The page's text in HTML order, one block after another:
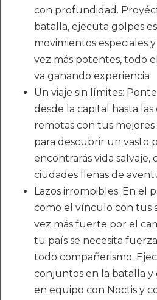
con profundidad.
batalla, ejecuta golpes
movimientos especiales
vez más potentes, todo
va ganando experiencia
Un viaje sin límites:
desde la capital hasta las
remotas con tus mejores
para descubrir un vasto
encontrarás vida salvaje,
ciudades llenas de
Lazos irrompibles: En el
como el vínculo con tus
vez más fuerte por el
tu país se necesita
todo compañerismo.
conjuntos en la batalla
en equipo con Noctis y